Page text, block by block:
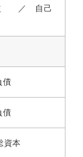
益 ／ 自己
債
債
資本